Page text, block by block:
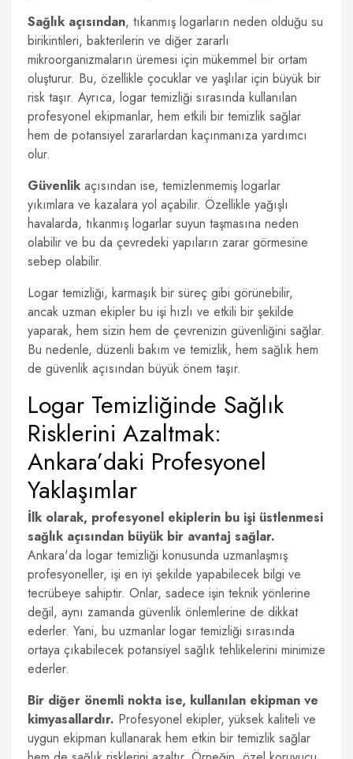
Sağlık açısından, tıkanmış logarların neden olduğu su
birikintileri, bakterilerin ve diğer zararlı
mikroorganizmaların üremesi için mükemmel bir ortam
oluşturur. Bu, özellikle çocuklar ve yaşlılar için büyük bir
risk taşır. Ayrıca, logar temizliği sırasında kullanılan
profesyonel ekipmanlar, hem etkili bir temizlik sağlar
hem de potansiyel zararlardan kaçınmanıza yardımcı
olur.
Güvenlik açısından ise, temizlenmemiş logarlar
yıkımlara ve kazalara yol açabilir. Özellikle yağışlı
havalarda, tıkanmış logarlar suyun taşmasına neden
olabilir ve bu da çevredeki yapıların zarar görmesine
sebep olabilir.
Logar temizliği, karmaşık bir süreç gibi görünebilir,
ancak uzman ekipler bu işi hızlı ve etkili bir şekilde
yaparak, hem sizin hem de çevrenizin güvenliğini sağlar.
Bu nedenle, düzenli bakım ve temizlik, hem sağlık hem
de güvenlik açısından büyük önem taşır.
Logar Temizliğinde Sağlık
Risklerini Azaltmak:
Ankara’daki Profesyonel
Yaklaşımlar
İlk olarak, profesyonel ekiplerin bu işi üstlenmesi
sağlık açısından büyük bir avantaj sağlar.
Ankara'da logar temizliği konusunda uzmanlaşmış
profesyoneller, işi en iyi şekilde yapabilecek bilgi ve
tecrübeye sahiptir. Onlar, sadece işin teknik yönlerine
değil, aynı zamanda güvenlik önlemlerine de dikkat
ederler. Yani, bu uzmanlar logar temizliği sırasında
ortaya çıkabilecek potansiyel sağlık tehlikelerini minimize
ederler.
Bir diğer önemli nokta ise, kullanılan ekipman ve
kimyasallardır. Profesyonel ekipler, yüksek kaliteli ve
uygun ekipman kullanarak hem etkin bir temizlik sağlar